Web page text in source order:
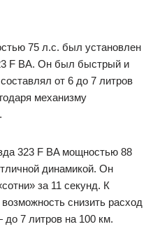
75 л.с. был установлен
F BA. Он был быстрый и
от 6 до 7 литров
механизму
323 F BA мощностью 88
динамикой. Он
за 11 секунд. К
снизить расход
7 литров на 100 км.